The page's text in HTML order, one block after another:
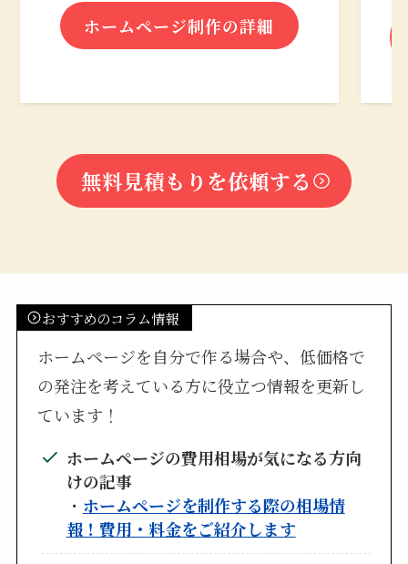
ホームページ制作の詳細
無料見積もりを依頼する
おすすめのコラム情報
ホームページを自分で作る場合や、低価格で
の発注を考えている方に役立つ情報を更新し
ています！
ホームページの費用相場が気になる方向
けの記事
・ ホームページを制作する際の相場情
報！費用・料金をご紹介します